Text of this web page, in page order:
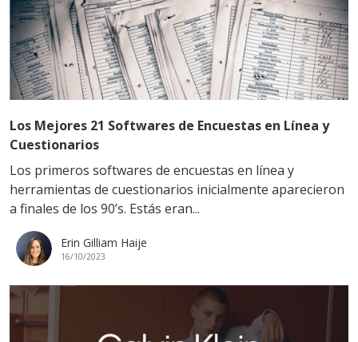
Los Mejores 21 Softwares de Encuestas en Línea y
Cuestionarios
Los primeros softwares de encuestas en línea y
herramientas de cuestionarios inicialmente aparecieron
a finales de los 90’s. Estás eran...
Erin Gilliam Haije
16/10/2023